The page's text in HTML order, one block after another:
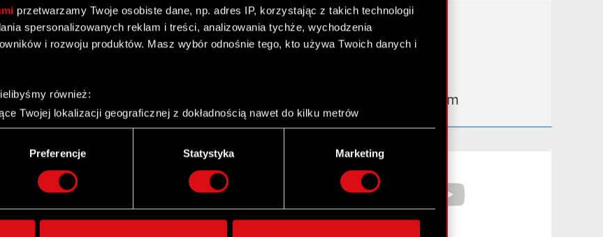
przetwarzamy Twoje osobiste dane, np. adres IP, korzystając z takich technologii
spersonalizowanych reklam i treści, analizowania tychże, wychodzenia
i rozwoju produktów. Masz wybór odnośnie tego, kto używa Twoich danych i
również:
Twojej lokalizacji geograficznej z dokładnością nawet do kilku metrów
aktywnie analizując charakteryzującego je zbiory danych (fingerprinting,
jak Twoje osobiste dane są przetwarzane oraz ustaw własne preferencje w
cookie możesz zmienić lub wycofać swoją zgodę w dowolnej chwili.
treści i reklam, aby oferować funkcje społecznościowe i
Preferencje Statystyka Marketing
Dowiedz się więcej:
thewitcher.com
gear.cdprojektred.com
Facebook